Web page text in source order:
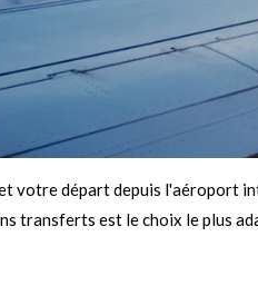
votre départ depuis l'aéroport
transferts est le choix le plus